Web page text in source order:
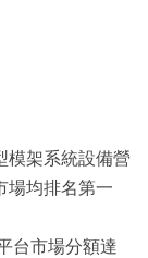
模架系統設備營
場均排名第一
台市場分額達